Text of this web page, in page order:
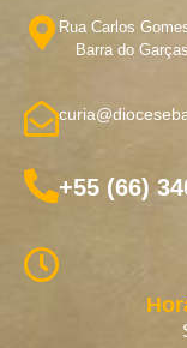
Rua Carlos
Barra do
+55 (66)